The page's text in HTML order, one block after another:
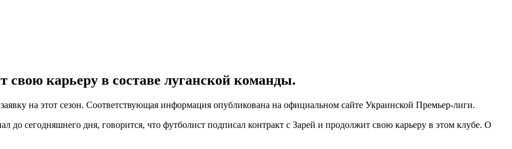
карьеру в составе луганской команды.
на этот сезон. Соответствующая информация опубликована на официальном сайте Украинской Премьер-лиги.
до сегодняшнего дня, говорится, что футболист подписал контракт с Зарей и продолжит свою карьеру в этом клубе. О